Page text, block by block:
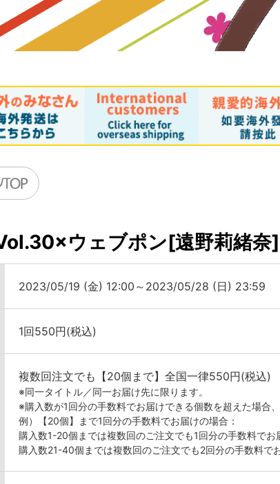
ウェブポン[遠野莉緒奈]
2023/05/19 (金) 12:00～2023/05/28 (日) 23:59
1回550円(税込)
複数回注文でも【20個まで】全国一律550円(税込)
※同一タイトル／同一お届け先に限ります。
※購入数が1回分の手数料でお届けできる個数を超えた場合
例）【20個】まで1回分の手数料でお届けの場合：
購入数1-20個までは複数回のご注文でも1回分の手数料でお
購入数21-40個までは複数回のご注文でも2回分の手数料で